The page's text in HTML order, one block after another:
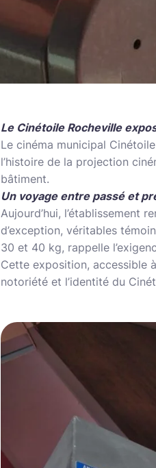
Le Cinétoile Rocheville
Le cinéma municipal
l’histoire de la projection
bâtiment.
Un voyage entre passé et
Aujourd’hui, l’établissement
d’exception, véritables
30 et 40 kg, rappelle
Cette exposition, accessible
notoriété et l’identité du